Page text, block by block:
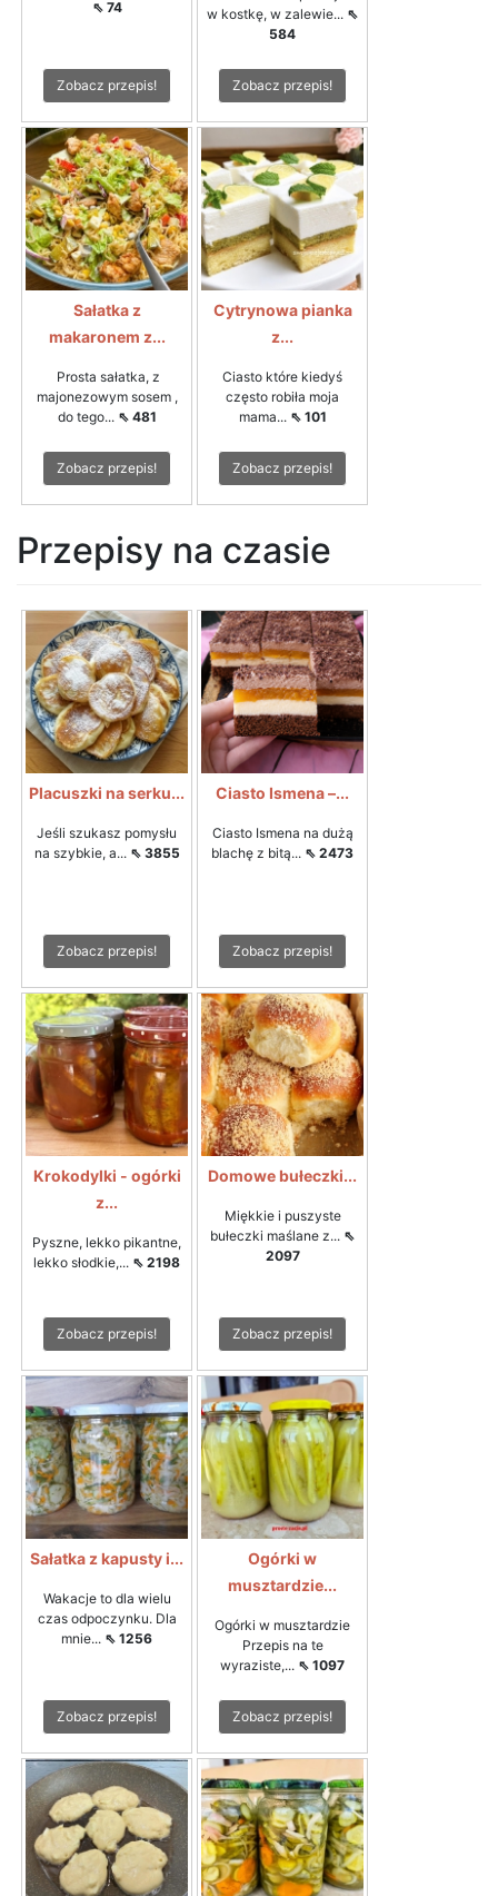
⇖ 74
Zobacz przepis!
w kostkę, w zalewie... ⇖
584
Zobacz przepis!
Sałatka z
makaronem z...
Prosta sałatka, z
majonezowym sosem ,
do tego... ⇖ 481
Zobacz przepis!
Cytrynowa pianka
z...
Ciasto które kiedyś
często robiła moja
mama... ⇖ 101
Zobacz przepis!
Przepisy na czasie
Placuszki na serku...
Jeśli szukasz pomysłu
na szybkie, a... ⇖ 3855
Zobacz przepis!
Ciasto Ismena –...
Ciasto Ismena na dużą
blachę z bitą... ⇖ 2473
Zobacz przepis!
Krokodylki - ogórki
z...
Pyszne, lekko pikantne,
lekko słodkie,... ⇖ 2198
Zobacz przepis!
Domowe bułeczki...
Miękkie i puszyste
bułeczki maślane z... ⇖
2097
Zobacz przepis!
Sałatka z kapusty i...
Wakacje to dla wielu
czas odpoczynku. Dla
mnie... ⇖ 1256
Zobacz przepis!
Ogórki w
musztardzie...
Ogórki w musztardzie
Przepis na te
wyraziste,... ⇖ 1097
Zobacz przepis!